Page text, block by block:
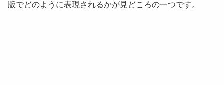
版でどのように表現されるかが見どころの一つです。